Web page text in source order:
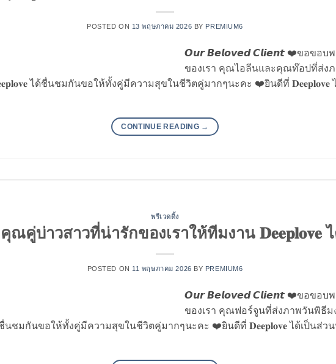
POSTED ON 13 พฤษภาคม 2026 BY PREMIUM6
𝙊𝙪𝙧 𝘽𝙚𝙡𝙤𝙫𝙚𝙙 𝘾𝙡𝙞𝙚𝙣𝙩 ❤️ขอขอบ
ของเรา คุณไอลีนและคุณท๊อปที่ส่ง
ได้ชื่นชมกันขอให้ทั้งคู่มีความสุขในชีวิตคู่มากๆนะคะ ❤️ยินดีที่ 𝐃𝐞𝐞𝐩𝐥𝐨𝐯𝐞
CONTINUE READING →
พรีเวดดิ้ง
ณคู่บ่าวสาวที่น่ารักของเราให้ทีมงาน 𝐃𝐞𝐞𝐩𝐥𝐨𝐯𝐞
POSTED ON11 พฤษภาคม 2026 BY PREMIUM6
𝙊𝙪𝙧 𝘽𝙚𝙡𝙤𝙫𝙚𝙙 𝘾𝙡𝙞𝙚𝙣𝙩 ❤️ขอขอบ
ของเรา คุณฟอร์จูนที่ส่งภาพวันพิธี
ชื่นชมกันขอให้ทั้งคู่มีความสุขในชีวิตคู่มากๆนะคะ ❤️ยินดีที่ 𝐃𝐞𝐞𝐩𝐥𝐨𝐯𝐞 ได้เป็นส่